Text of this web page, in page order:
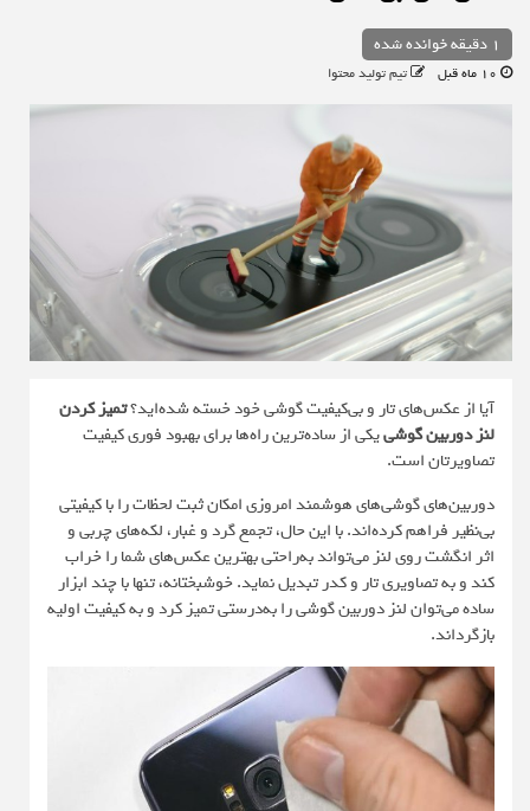
تیم تولید محتوا
آیا از عکس‌های تار و بی‌کیفیت گوشی خود خسته شده‌اید؟تمیز کردن
لنز دوربین گوشییکی از ساده‌ترین راه‌ها برای بهبود فوری کیفیت
تصاویرتان است.
دوربین‌های گوشی‌های هوشمند امروزی امکان ثبت لحظات را با کیفیتی
بی‌نظیر فراهم کرده‌اند. با این حال، تجمع گرد و غبار، لکه‌های چربی و
اثر انگشت روی لنز می‌تواند به‌راحتی بهترین عکس‌های شما را خراب
کند و به تصاویری تار و کدر تبدیل نماید. خوشبختانه، تنها با چند ابزار
ساده می‌توان لنز دوربین گوشی را به‌درستی تمیز کرد و به کیفیت اولیه
بازگرداند.